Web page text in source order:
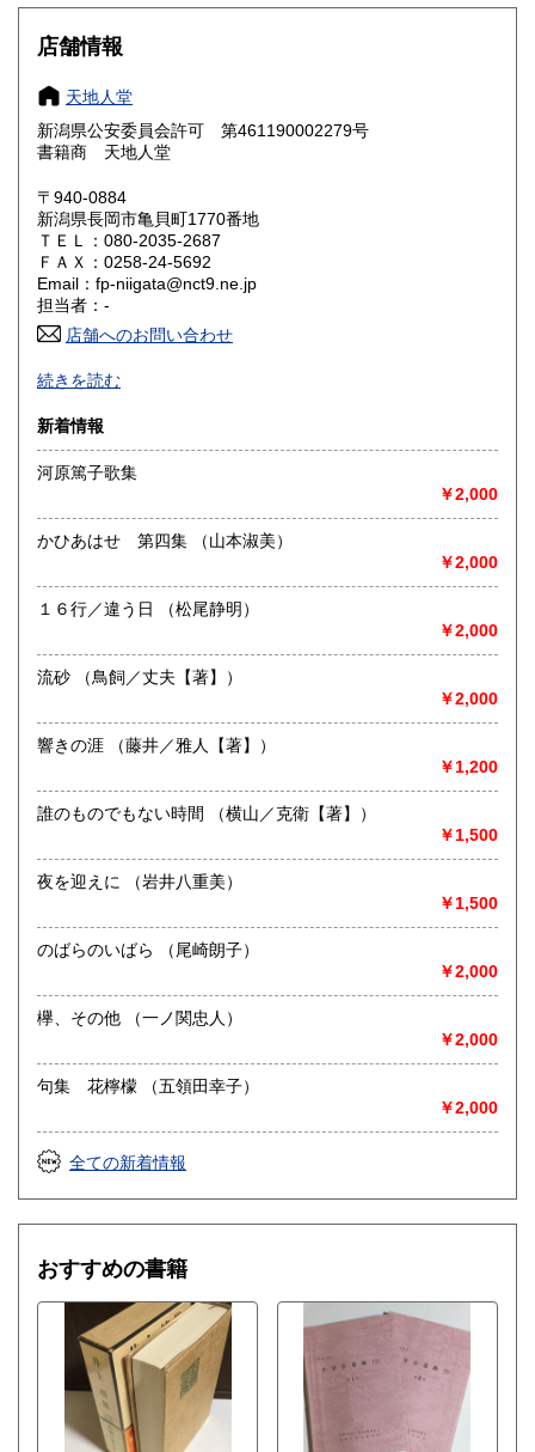
大阪府
奈良県
鳥取県 185円 島根県
岡山県
山口県 185円
香川県 185円
高知県 185円
佐賀県
熊本県 185円 大分県 185円
185円
沖縄県 185円
店舗情報
天地人堂
新潟県公安委員会許可 第461190002279号
書籍商 天地人堂
〒940-0884
新潟県長岡市亀貝町1770番地
ＴＥＬ：080-2035-2687
ＦＡＸ：0258-24-5692
Email：fp-niigata@nct9.ne.jp
担当者：-
店舗へのお問い合わせ
最寄駅：長岡駅
営業時間：午前10時から午後5時
定休日：不定休
書籍の買取について
新潟県内にて出張積極的に買取を行っています。査定及び出
張料は無料です。20冊以上であればお伺いいたします。ご連
絡願います。
取り扱い分野
歴史、社会科学、自然科学、サブカルチャー、古書一般（そ
続きを読む
新着情報
河原篤子歌集
￥2,000
かひあはせ 第四集 （山本淑美）
￥2,000
１６行／違う日 （松尾静明）
￥2,000
流砂 （鳥飼／丈夫【著】）
￥2,000
響きの涯 （藤井／雅人【著】）
￥1,200
誰のものでもない時間 （横山／克衛【著】）
￥1,500
夜を迎えに （岩井八重美）
￥1,500
のばらのいばら （尾崎朗子）
￥2,000
欅、その他 （一ノ関忠人）
￥2,000
句集 花檸檬 （五領田幸子）
￥2,000
全ての新着情報
おすすめの書籍